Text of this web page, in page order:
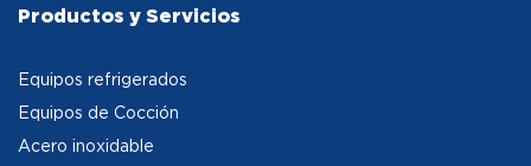
Productos y Servicios
Equipos refrigerados
Equipos de Cocción
Acero inoxidable